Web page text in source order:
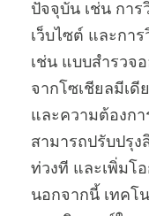
ปัจจุบัน เช่น กา
เว็บไซต์ และกา
เช่น แบบสำรวจ
จากโซเชียลมีเดี
และความต้องก
สามารถปรับปรุ
ท่วงที และเพิ่มโ
นอกจากนี้ เทคโ